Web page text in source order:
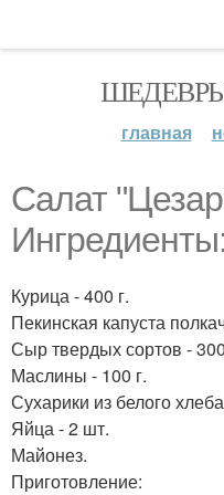
главная
Салат
Ингредиенты:
Курица - 400 г.
Пекинская капуста
Сыр твердых сортов -
Маслины - 100 г.
Сухарики из белого
Яйца - 2 шт.
Майонез.
Приготовление: